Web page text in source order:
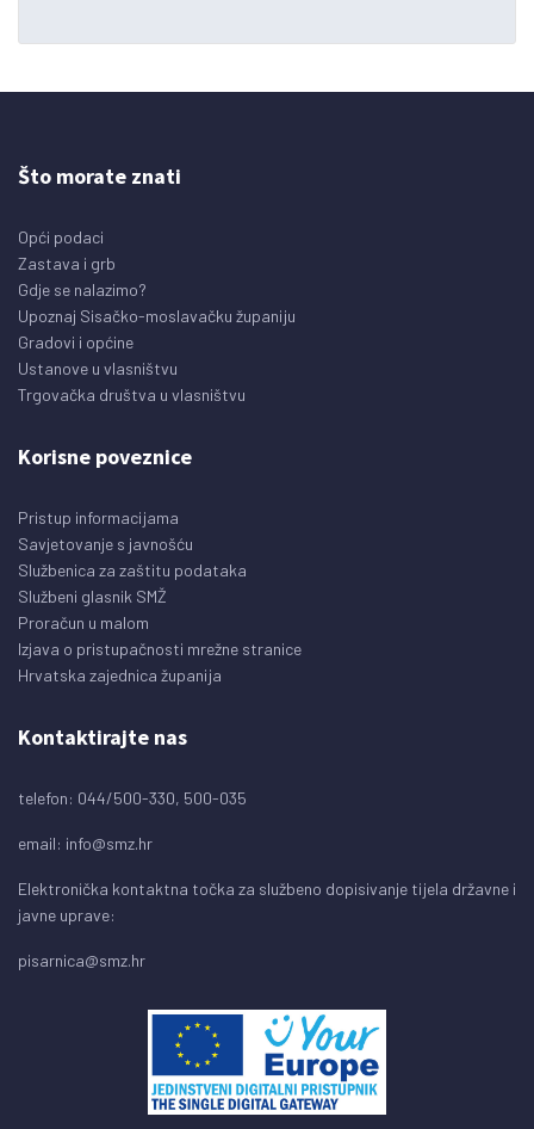
Što morate znati
Opći podaci
Zastava i grb
Gdje se nalazimo?
Upoznaj Sisačko-moslavačku županiju
Gradovi i općine
Ustanove u vlasništvu
Trgovačka društva u vlasništvu
Korisne poveznice
Pristup informacijama
Savjetovanje s javnošću
Službenica za zaštitu podataka
Službeni glasnik SMŽ
Proračun u malom
Izjava o pristupačnosti mrežne stranice
Hrvatska zajednica županija
Kontaktirajte nas
telefon: 044/500-330, 500-035
email: info@smz.hr
Elektronička kontaktna točka za službeno dopisivanje tijela državne i
javne uprave:
pisarnica@smz.hr